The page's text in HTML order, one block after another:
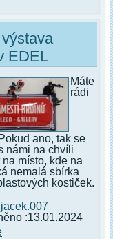
EDEL
Máte
rádi
ano, tak se
námi na chvíli
na místo, kde na
nemalá sbírka
kostiček.
Ijacek.007
:13.01.2024